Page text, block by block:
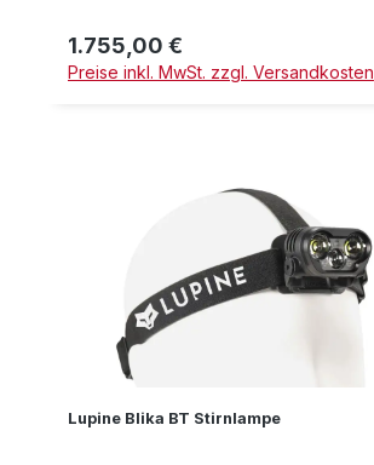
Regulärer Preis:
1.755,00 €
Preise inkl. MwSt. zzgl. Versandkosten
Lupine Blika BT Stirnlampe